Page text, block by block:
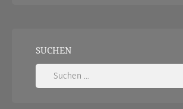
SUCHEN
Suchen